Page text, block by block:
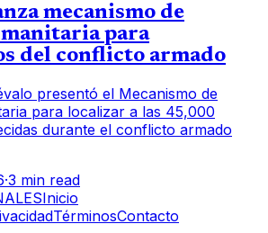
mecanismo de
para
del conflicto armado
presentó el Mecanismo de
para localizar a las 45,000
durante el conflicto armado
·3 min read
Inicio
TérminosContacto